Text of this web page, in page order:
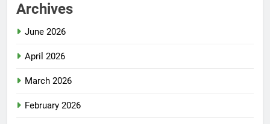
Archives
June 2026
April 2026
March 2026
February 2026